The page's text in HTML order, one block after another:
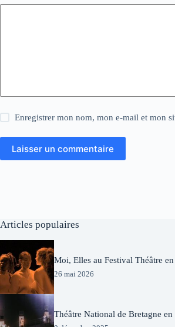
Enregistrer mon nom, mon e-mail et mon
Laisser un commentaire
Articles populaires
Moi, Elles au Festival Théâtre
26 mai 2026
Théâtre National de Bretagne en